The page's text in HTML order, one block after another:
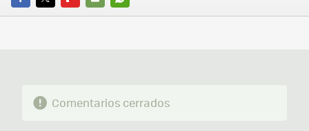
FACEBOOK
TWITTERFLIPBOARD
E-
WHATSAPP
Comentarios cerrados